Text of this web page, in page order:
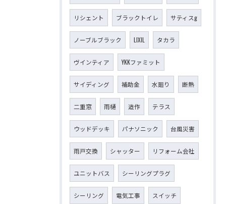
リシェント ブラックトイレ サティスg
ノーブルブラック LIXIL タカラ
ヴインティア YKKファミット
サイディング 補助金 水廻り 断熱
二重窓 雨樋 造作 テラス
ウッドデッキ パナソニック 台風災害
雨戸交換 シャッター リフォーム会社
ユニットバス シーリングプラグ
シーリング 電気工事 スイッチ